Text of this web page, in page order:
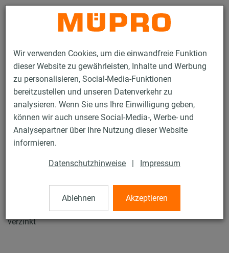
Wir verwenden Cookies, um die einwandfreie Funktion
dieser Website zu gewährleisten, Inhalte und Werbung
zu personalisieren, Social-Media-Funktionen
bereitzustellen und unseren Datenverkehr zu
analysieren. Wenn Sie uns Ihre Einwilligung geben,
können wir auch unsere Social-Media-, Werbe- und
Analysepartner über Ihre Nutzung dieser Website
informieren.
Datenschutzhinweise | Impressum
Ablehnen Akzeptieren
Kontakt
Produkte Befestigungstechnik
Sprinklerbefestigung
Rohrschellen für die Sprinklerbefestigung
Rohrschlaufen Typ EHS
Rohrschlaufen Typ EHS
Rohrschlaufe Typ EHS, M8, 1.1/2" (DN 40), VdS-Zulassung,
verzinkt